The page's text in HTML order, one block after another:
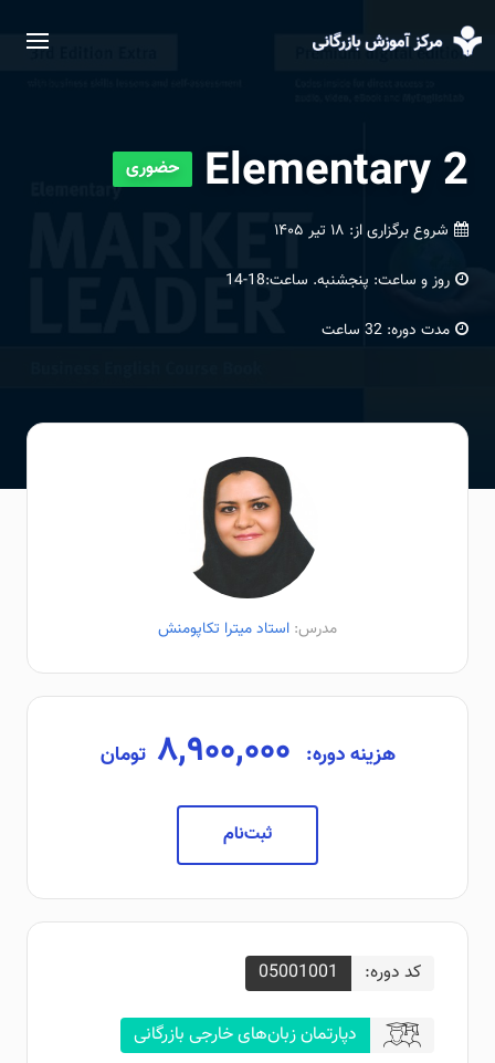
Elementary 2 حضوری
شروع برگزاری از: ۱۸ تیر ۱۴۰۵
روز و ساعت: پنجشنبه. ساعت:18-14
مدت دوره: 32 ساعت
مدرس: استاد میترا تکاپومنش
هزینه دوره: تومان
ثبت‌نام
کد دوره: 05001001
دپارتمان زبان‌های خارجی بازرگانی